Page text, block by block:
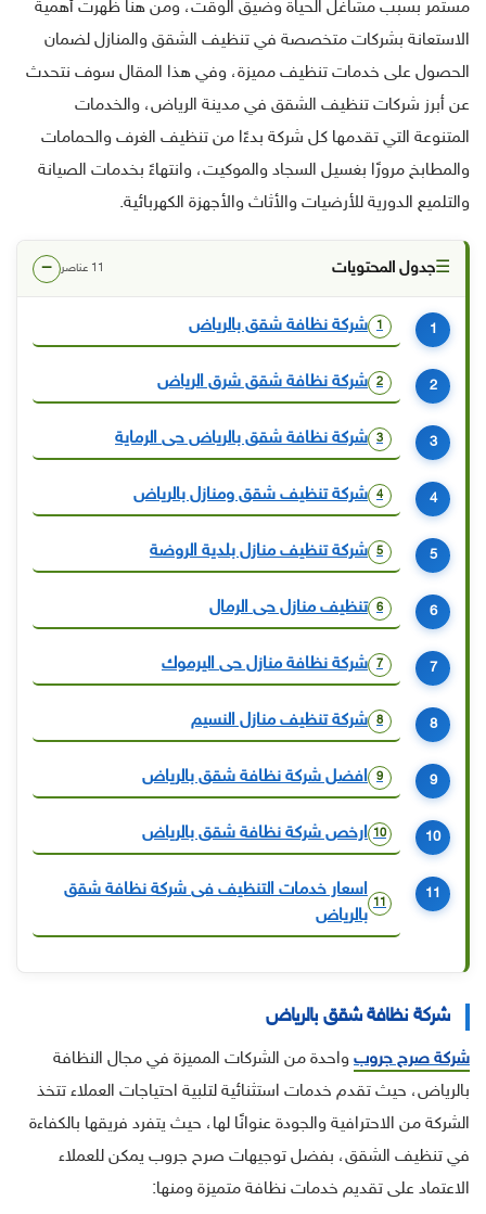
مستمر بسبب مشاغل الحياة وضيق الوقت، ومن هنا ظهرت أهمية
الاستعانة بشركات متخصصة في تنظيف الشقق والمنازل لضمان
الحصول على خدمات تنظيف مميزة، وفي هذا المقال سوف نتحدث
عن أبرز شركات تنظيف الشقق في مدينة الرياض، والخدمات
المتنوعة التي تقدمها كل شركة بدءًا من تنظيف الغرف والحمامات
والمطابخ مرورًا بغسيل السجاد والموكيت، وانتهاءً بخدمات الصيانة
والتلميع الدورية للأرضيات والأثاث والأجهزة الكهربائية.
☰جدول المحتويات 11 عناصر −
1 شركة نظافة شقق بالرياض
2 شركة نظافة شقق شرق الرياض
3 شركة نظافة شقق بالرياض حى الرماية
4 شركة تنظيف شقق ومنازل بالرياض
5 شركة تنظيف منازل بلدية الروضة
6 تنظيف منازل حى الرمال
7 شركة نظافة منازل حى اليرموك
8 شركة تنظيف منازل النسيم
9 افضل شركة نظافة شقق بالرياض
10 ارخص شركة نظافة شقق بالرياض
11
اسعار خدمات التنظيف فى شركة نظافة شقق
بالرياض
شركة نظافة شقق بالرياض
شركة صرح جروب واحدة من الشركات المميزة في مجال النظافة
بالرياض، حيث تقدم خدمات استثنائية لتلبية احتياجات العملاء تتخذ
الشركة من الاحترافية والجودة عنوانًا لها، حيث يتفرد فريقها بالكفاءة
في تنظيف الشقق، بفضل توجيهات صرح جروب يمكن للعملاء
الاعتماد على تقديم خدمات نظافة متميزة ومنها: